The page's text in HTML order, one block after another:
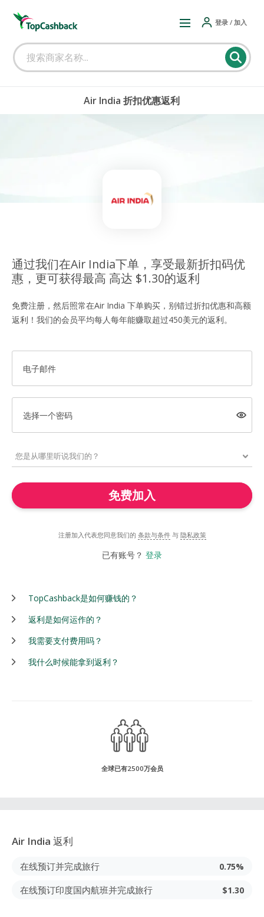
登录 / 加入
Air India 折扣优惠返利
通过我们在Air India下单，享受最新折扣码优
惠，更可获得最高 高达 $1.30的返利
免费注册，然后照常在Air India 下单购买，别错过折扣优惠和高额
返利！我们的会员平均每人每年能赚取超过450美元的返利。
电子邮件
选择一个密码
免费加入
注册加入代表您同意我们的 条款与条件 与 隐私政策
已有账号？ 登录
TopCashback是如何赚钱的？
返利是如何运作的？
我需要支付费用吗？
我什么时候能拿到返利？
全球已有2500万会员
Air India 返利
在线预订并完成旅行 0.75%
在线预订印度国内航班并完成旅行 $1.30